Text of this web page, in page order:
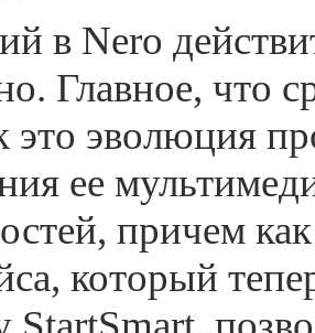
в Nero
Главное, что
это эволюция
ее
причем
который